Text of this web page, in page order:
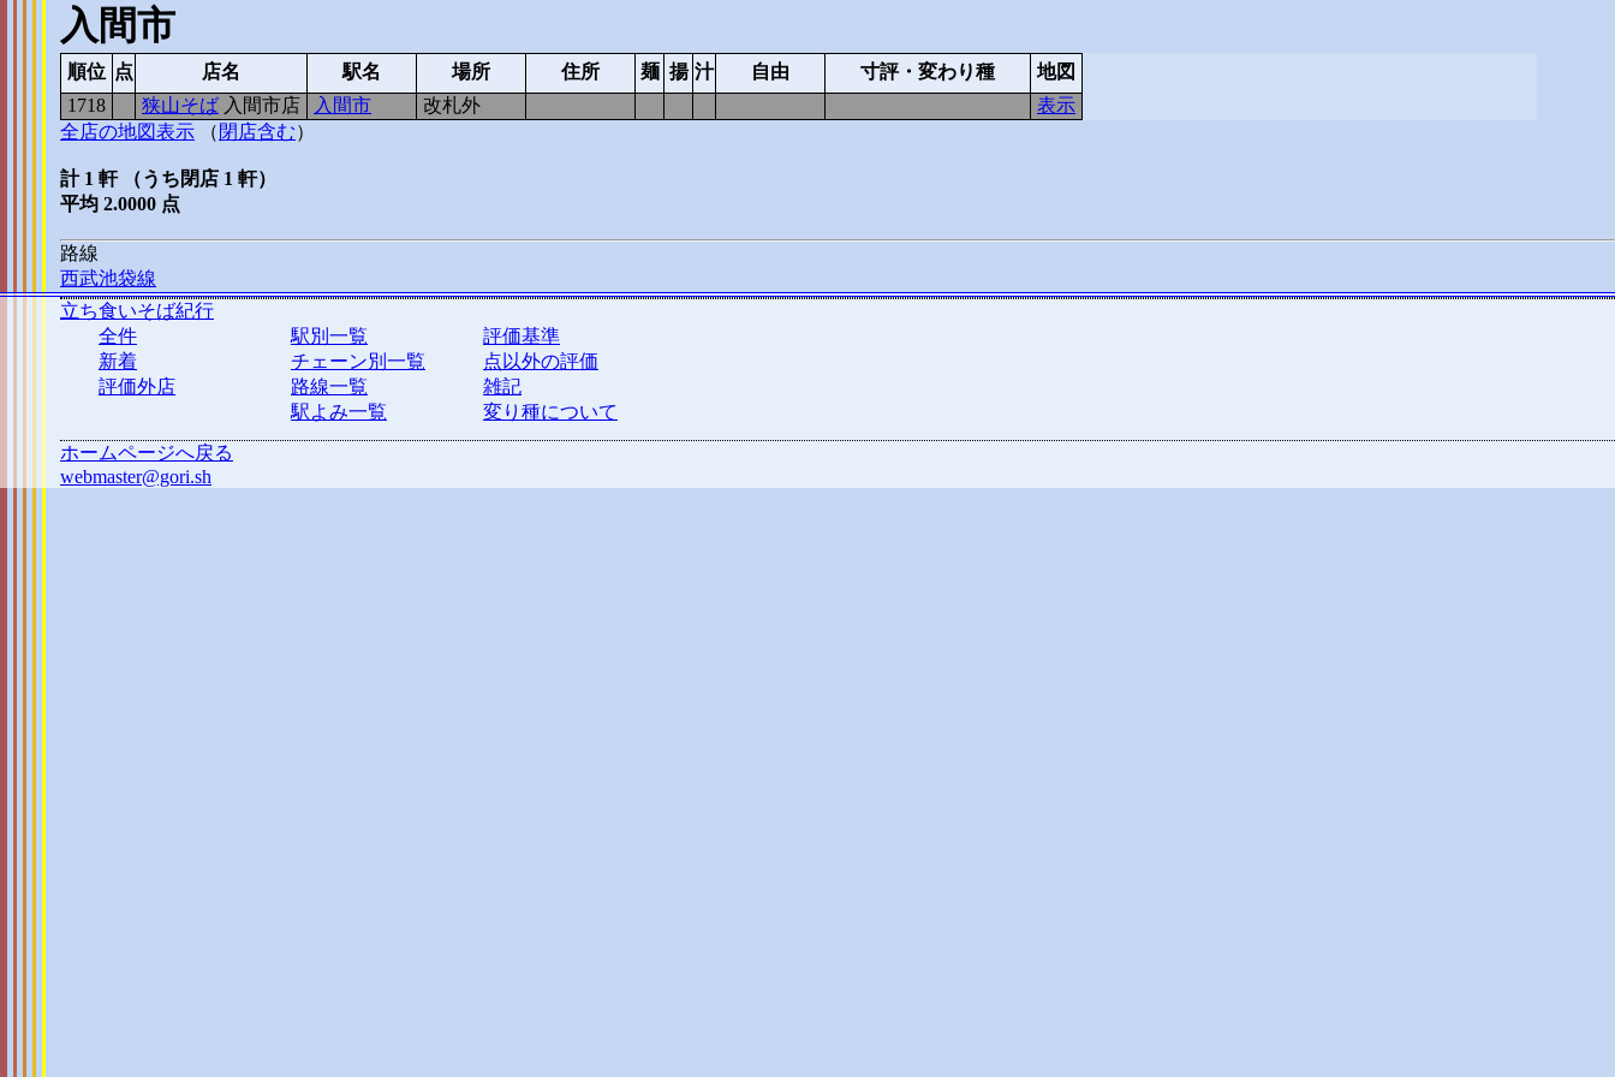
入間市
順位 点 店名 駅名 場所 住所 麺 揚 汁 自由 寸評・変わり種
地図
1718
狭山そば 入間市店 入間市 改札外
表示
全店の地図表示 （ 閉店含む）
計 1 軒 （うち閉店 1 軒）
平均 2.0000 点
路線
西武池袋線
立ち食いそば紀行
全件
新着
評価外店
駅別一覧
チェーン別一覧
路線一覧
駅よみ一覧
評価基準
点以外の評価
雑記
変り種について
ホームページへ戻る
webmaster@gori.sh